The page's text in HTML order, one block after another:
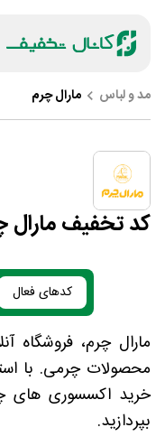
مد و لباس مارال چرم
کد تخفیف مارال
کدهای فعال
مارال چرم،
محصولات چرمی. با
خرید اکسسوری های
بپردازید.